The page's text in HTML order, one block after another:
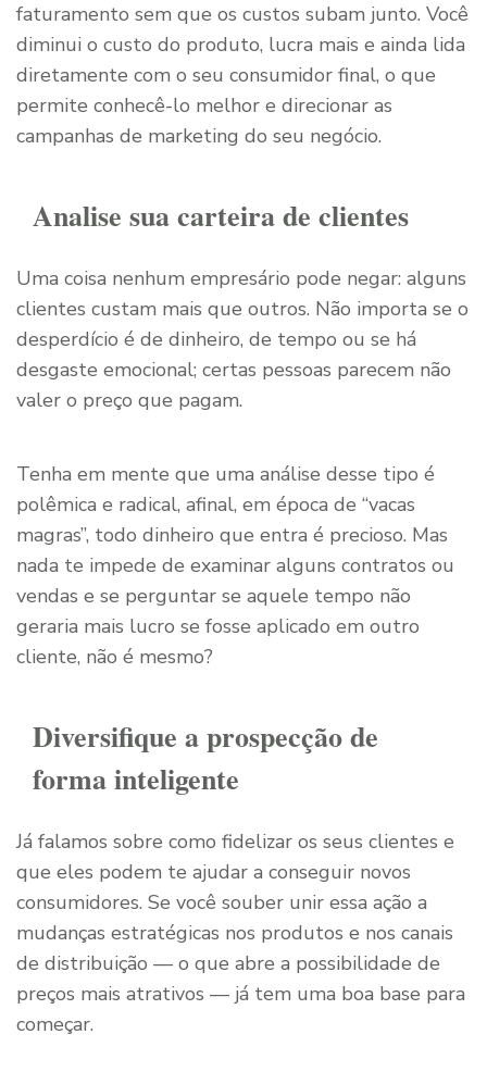
faturamento sem que os custos subam junto. Você
diminui o custo do produto, lucra mais e ainda lida
diretamente com o seu consumidor final, o que
permite conhecê-lo melhor e direcionar as
campanhas de marketing do seu negócio.
Analise sua carteira de clientes
Uma coisa nenhum empresário pode negar: alguns
clientes custam mais que outros. Não importa se o
desperdício é de dinheiro, de tempo ou se há
desgaste emocional; certas pessoas parecem não
valer o preço que pagam.
Tenha em mente que uma análise desse tipo é
polêmica e radical, afinal, em época de “vacas
magras”, todo dinheiro que entra é precioso. Mas
nada te impede de examinar alguns contratos ou
vendas e se perguntar se aquele tempo não
geraria mais lucro se fosse aplicado em outro
cliente, não é mesmo?
Diversifique a prospecção de
forma inteligente
Já falamos sobre como fidelizar os seus clientes e
que eles podem te ajudar a conseguir novos
consumidores. Se você souber unir essa ação a
mudanças estratégicas nos produtos e nos canais
de distribuição — o que abre a possibilidade de
preços mais atrativos — já tem uma boa base para
começar.